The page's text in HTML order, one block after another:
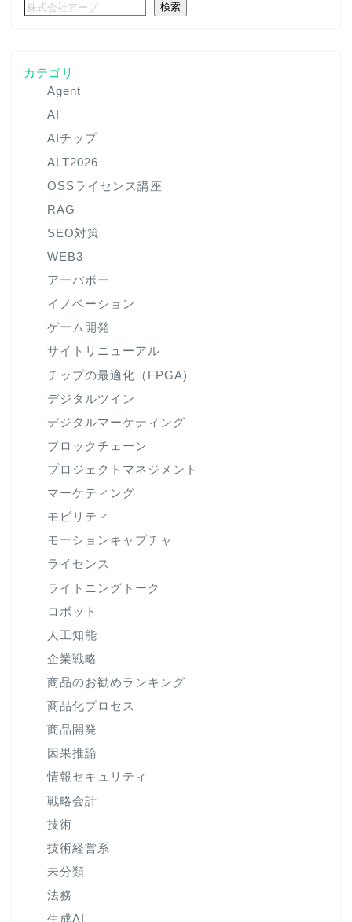
検索
カテゴリ
Agent
AI
AIチップ
ALT2026
OSSライセンス講座
RAG
SEO対策
WEB3
アーパボー
イノベーション
ゲーム開発
サイトリニューアル
チップの最適化（FPGA)
デジタルツイン
デジタルマーケティング
ブロックチェーン
プロジェクトマネジメント
マーケティング
モビリティ
モーションキャプチャ
ライセンス
ライトニングトーク
ロボット
人工知能
企業戦略
商品のお勧めランキング
商品化プロセス
商品開発
因果推論
情報セキュリティ
戦略会計
技術
技術経営系
未分類
法務
生成AI